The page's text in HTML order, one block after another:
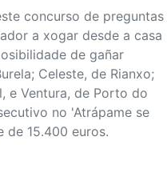
concurso de preguntas
a xogar desde a casa
de gañar
Celeste, de Rianxo;
e Ventura, de Porto do
no 'Atrápame se
de 15.400 euros.